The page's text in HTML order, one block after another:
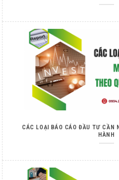
CÁC LOẠI BÁO CÁO ĐẦU TƯ CẦN
HÀNH